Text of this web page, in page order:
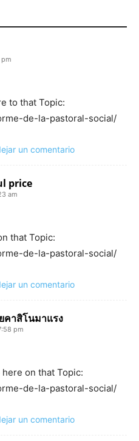
to that Topic:
de-la-pastoral-social/
un comentario
price​
am
that Topic:
de-la-pastoral-social/
un comentario
คาสิโนมาแรง
pm
on that Topic:
de-la-pastoral-social/
un comentario